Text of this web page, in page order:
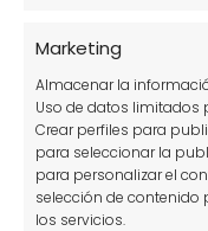
Marketing
Almacenar la
Uso de datos limitados
Crear perfiles para
para seleccionar la
para personalizar el
selección de contenido
los servicios.
donde
fresas,
sobre